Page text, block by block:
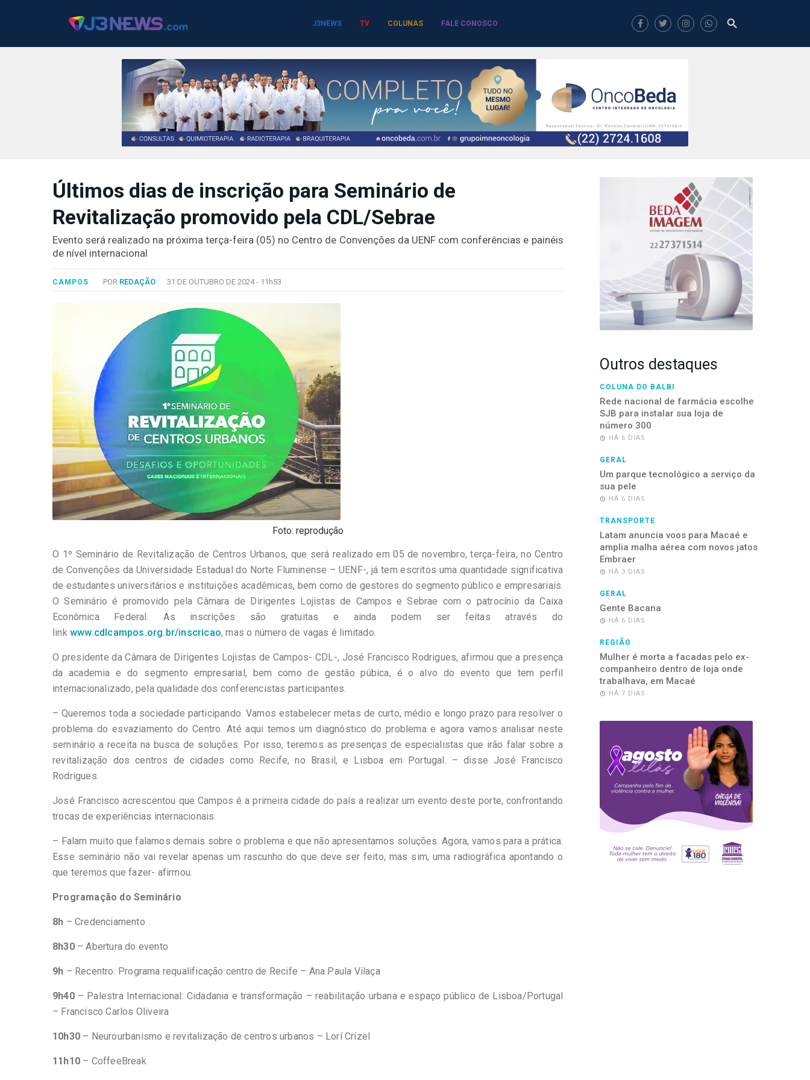
J3NEWS TV COLUNAS FALE CONOSCO
Desenvolvido
Últimos dias de inscrição para Seminário de
Revitalização promovido pela CDL/Sebrae
Evento será realizado na próxima terça-feira (05) no Centro de Convenções da UENF com conferências e painéis
de nível internacional
CAMPOS POR REDAÇÃO 31 DE OUTUBRO DE 2024 - 11h53
Foto: reprodução
O 1º Seminário de Revitalização de Centros Urbanos, que será realizado em 05 de novembro, terça-feira, no Centro
de Convenções da Universidade Estadual do Norte Fluminense – UENF-, já tem escritos uma quantidade significativa
de estudantes universitários e instituições acadêmicas, bem como de gestores do segmento público e empresariais.
O Seminário é promovido pela Câmara de Dirigentes Lojistas de Campos e Sebrae com o patrocínio da Caixa
Econômica Federal. As inscrições são gratuitas e ainda podem ser feitas através do
link www.cdlcampos.org.br/inscricao, mas o número de vagas é limitado.
O presidente da Câmara de Dirigentes Lojistas de Campos- CDL-, José Francisco Rodrigues, afirmou que a presença
da academia e do segmento empresarial, bem como de gestão púbica, é o alvo do evento que tem perfil
internacionalizado, pela qualidade dos conferencistas participantes.
– Queremos toda a sociedade participando. Vamos estabelecer metas de curto, médio e longo prazo para resolver o
problema do esvaziamento do Centro. Até aqui temos um diagnóstico do problema e agora vamos analisar neste
seminário a receita na busca de soluções. Por isso, teremos as presenças de especialistas que irão falar sobre a
revitalização dos centros de cidades como Recife, no Brasil, e Lisboa em Portugal. – disse José Francisco
Rodrigues.
José Francisco acrescentou que Campos é a primeira cidade do país a realizar um evento deste porte, confrontando
trocas de experiências internacionais.
– Falam muito que falamos demais sobre o problema e que não apresentamos soluções. Agora, vamos para a prática.
Esse seminário não vai revelar apenas um rascunho do que deve ser feito, mas sim, uma radiográfica apontando o
que teremos que fazer- afirmou.
Programação do Seminário
8h – Credenciamento
8h30– Abertura do evento
9h – Recentro: Programa requalificação centro de Recife – Ana Paula Vilaça
9h40– Palestra Internacional: Cidadania e transformação – reabilitação urbana e espaço público de Lisboa/Portugal
– Francisco Carlos Oliveira
10h30 – Neurourbanismo e revitalização de centros urbanos – Lorí Crízel
11h10 – CoffeeBreak
Outros destaques
COLUNA DO BALBI
Rede nacional de farmácia escolhe
SJB para instalar sua loja de
número 300
HÁ 6 DIAS
GERAL
Um parque tecnológico a serviço da
sua pele
HÁ 6 DIAS
TRANSPORTE
Latam anuncia voos para Macaé e
amplia malha aérea com novos jatos
Embraer
HÁ 3 DIAS
GERAL
Gente Bacana
HÁ 6 DIAS
REGIÃO
Mulher é morta a facadas pelo ex-
companheiro dentro de loja onde
trabalhava, em Macaé
HÁ 7 DIAS